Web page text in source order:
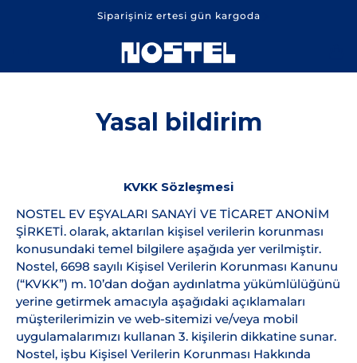
Siparişiniz ertesi gün kargoda
Yasal bildirim
KVKK Sözleşmesi
NOSTEL EV EŞYALARI SANAYİ VE TİCARET ANONİM
ŞİRKETİ. olarak, aktarılan kişisel verilerin korunması
konusundaki temel bilgilere aşağıda yer verilmiştir.
Nostel, 6698 sayılı Kişisel Verilerin Korunması Kanunu
(“KVKK”) m. 10’dan doğan aydınlatma yükümlülüğünü
yerine getirmek amacıyla aşağıdaki açıklamaları
müşterilerimizin ve web-sitemizi ve/veya mobil
uygulamalarımızı kullanan 3. kişilerin dikkatine sunar.
Nostel, işbu Kişisel Verilerin Korunması Hakkında